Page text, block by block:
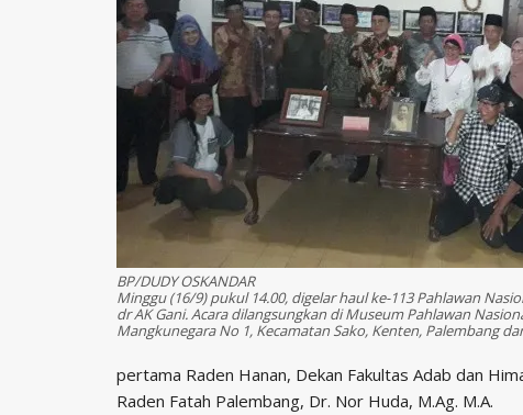
BP/DUDY OSKANDAR
Minggu (16/9) pukul 14.00, digelar haul ke-113 Pahlawan
dr AK Gani. Acara dilangsungkan di Museum Pahlawan
Mangkunegara No 1, Kecamatan Sako, Kenten, Palembang
pertama Raden Hanan, Dekan Fakultas Adab dan
Raden Fatah Palembang, Dr. Nor Huda, M.Ag. M.A.